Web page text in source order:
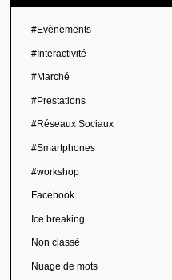
#Evènements
#Interactivité
#Marché
#Prestations
#Réseaux Sociaux
#Smartphones
#workshop
Facebook
Ice breaking
Non classé
Nuage de mots